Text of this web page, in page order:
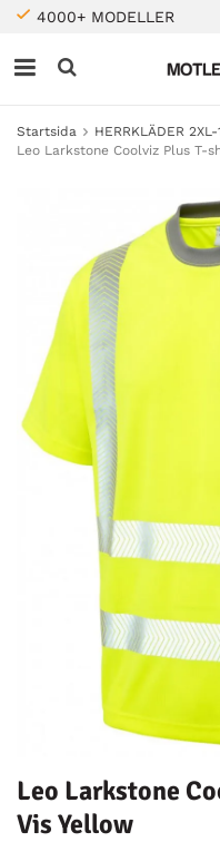
4000+ MODELLER
Startsida HERRKLÄDER 2XL-
Leo Larkstone Coolviz Plus T-
Leo Larkstone
Vis Yellow